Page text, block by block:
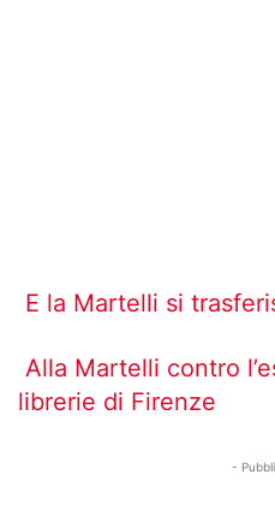
E la Martelli si
Alla Martelli contro
librerie di Firenze
-